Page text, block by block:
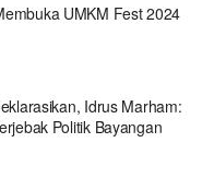
UMKM Fest 2024
Idrus Marham:
Politik Bayangan